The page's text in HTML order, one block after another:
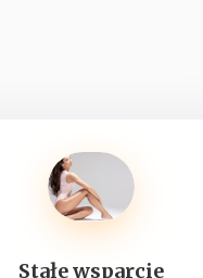
Stałe wsparcie